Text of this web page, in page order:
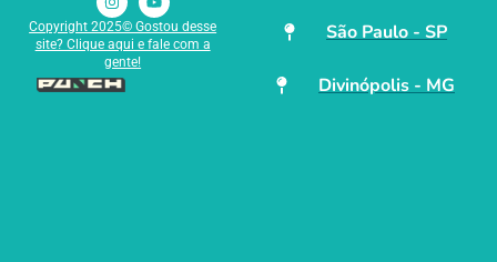
Copyright 2025© Gostou desse
site? Clique aqui e fale com a
gente!
São Paulo - SP
Divinópolis - MG